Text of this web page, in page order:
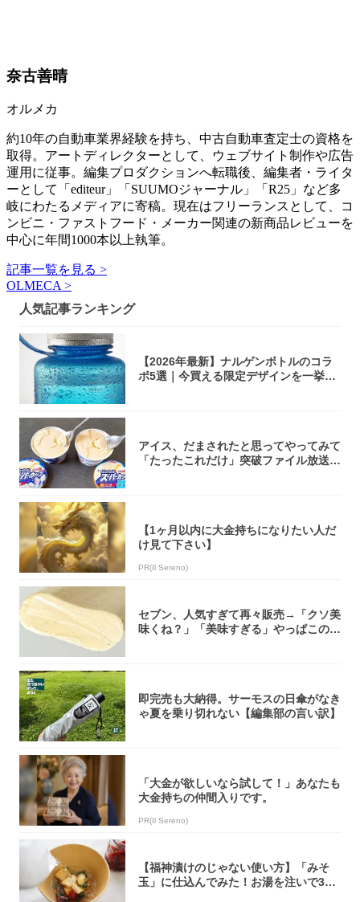
奈古善晴
オルメカ
約10年の自動車業界経験を持ち、中古自動車査定士の資格を
取得。アートディレクターとして、ウェブサイト制作や広告
運用に従事。編集プロダクションへ転職後、編集者・ライタ
ーとして「editeur」「SUUMOジャーナル」「R25」など多
岐にわたるメディアに寄稿。現在はフリーランスとして、コ
ンビニ・ファストフード・メーカー関連の新商品レビューを
中心に年間1000本以上執筆。
記事一覧を見る >
OLMECA >
人気記事ランキング
【2026年最新】ナルゲンボトルのコラ
ボ5選｜今買える限定デザインを一挙紹
アイス、だまされたと思ってやってみて
「たったこれだけ」突破ファイル放送で
【1ヶ月以内に大金持ちになりたい人だ
け見て下さい】
PR(Il Sereno)
セブン、人気すぎて再々販売→「クソ美
味くね？」「美味すぎる」やっぱこのク
即完売も大納得。サーモスの日傘がなき
ゃ夏を乗り切れない【編集部の言い訳】
「大金が欲しいなら試して！」あなたも
大金持ちの仲間入りです。
PR(Il Sereno)
【福神漬けのじゃない使い方】「みそ
玉」に仕込んでみた！お湯を注いで30